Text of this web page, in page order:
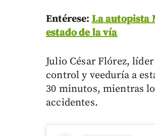
Entérese:La autopista
estado de la vía
Julio César Flórez,
control y veeduría a
30 minutos, mientras
accidentes.